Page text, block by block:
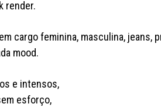
render.
cargo feminina, masculina, jeans,
mood.
e intensos,
esforço,